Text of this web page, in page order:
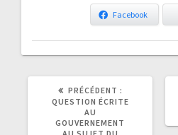
Facebook
PRÉCÉDENT :
ARTICLE
PRÉCÉDENT
QUESTION ÉCRITE
AU
GOUVERNEMENT
ARTICLE